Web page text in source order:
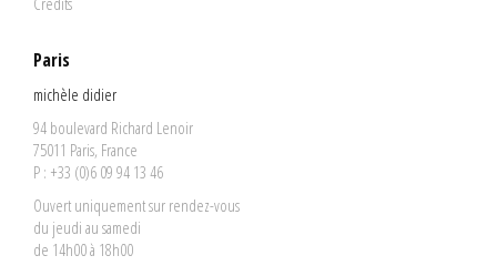
Paris
michèle didier
94 boulevard Richard Lenoir
75011 Paris, France
P : +33 (0)6 09 94 13 46
Ouvert uniquement sur rendez-vous
du jeudi au samedi
de 14h00 à 18h00